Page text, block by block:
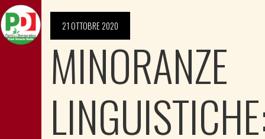
21 OTTOBRE 2020
MINORANZE